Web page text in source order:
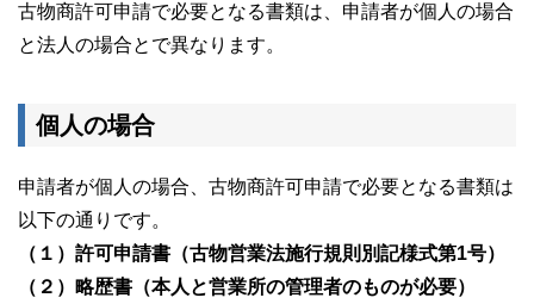
古物商許可申請で必要となる書類は、申請者が個人の場合
と法人の場合とで異なります。
個人の場合
申請者が個人の場合、古物商許可申請で必要となる書類は
以下の通りです。
（１）許可申請書（古物営業法施行規則別記様式第1号）
（２）略歴書（本人と営業所の管理者のものが必要）